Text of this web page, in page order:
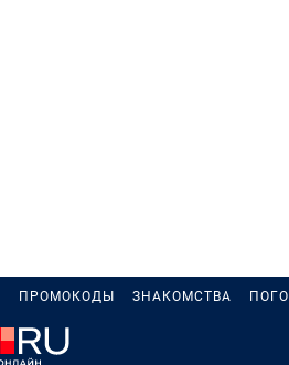
ПРОМОКОДЫ ЗНАКОМСТВА